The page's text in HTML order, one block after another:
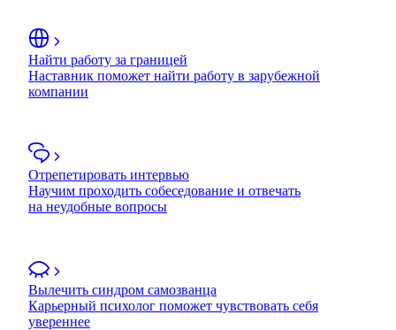
Найти работу за границей
Наставник поможет найти работу в зарубежной
компании
Отрепетировать интервью
Научим проходить собеседование и отвечать
на неудобные вопросы
Вылечить синдром самозванца
Карьерный психолог поможет чувствовать себя
увереннее